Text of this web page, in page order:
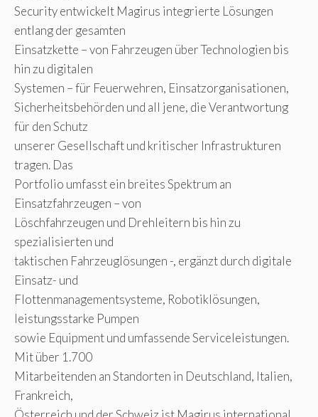
Security entwickelt Magirus integrierte Lösungen
entlang der gesamten
Einsatzkette – von Fahrzeugen über Technologien bis
hin zu digitalen
Systemen – für Feuerwehren, Einsatzorganisationen,
Sicherheitsbehörden und all jene, die Verantwortung
für den Schutz
unserer Gesellschaft und kritischer Infrastrukturen
tragen. Das
Portfolio umfasst ein breites Spektrum an
Einsatzfahrzeugen – von
Löschfahrzeugen und Drehleitern bis hin zu
spezialisierten und
taktischen Fahrzeuglösungen -, ergänzt durch digitale
Einsatz- und
Flottenmanagementsysteme, Robotiklösungen,
leistungsstarke Pumpen
sowie Equipment und umfassende Serviceleistungen.
Mit über 1.700
Mitarbeitenden an Standorten in Deutschland, Italien,
Frankreich,